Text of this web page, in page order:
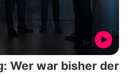
Wer war bisher der